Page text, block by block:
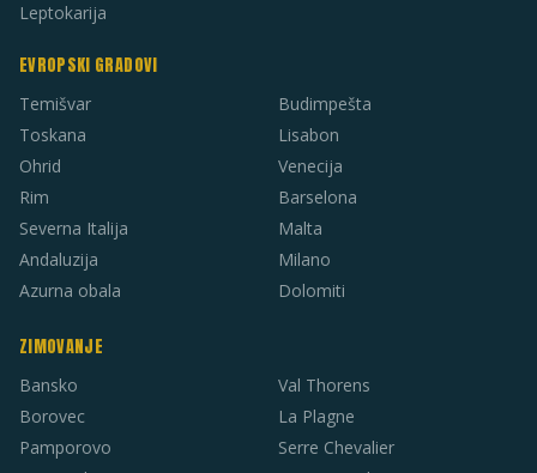
Leptokarija
EVROPSKI GRADOVI
Temišvar
Toskana
Ohrid
Rim
Severna Italija
Andaluzija
Azurna obala
Budimpešta
Lisabon
Venecija
Barselona
Malta
Milano
Dolomiti
ZIMOVANJE
Bansko
Borovec
Pamporovo
Val Thorens
La Plagne
Serre Chevalier